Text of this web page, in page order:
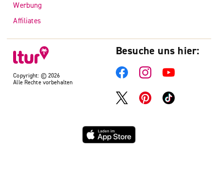
Copyright: © 2026
Alle Rechte vorbehalten
Werbung
Affiliates
Besuche uns hier: